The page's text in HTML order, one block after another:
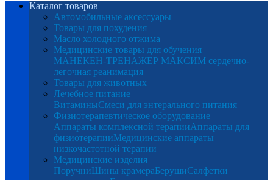
Каталог товаров
Автомобильные аксессуары
Товары для похудения
Масло холодного отжима
Медицинские товары для обучения
МАНЕКЕН-ТРЕНАЖЕР МАКСИМ сердечно-
легочная реанимация
Товары для животных
Лечебное питание
ВитаминыСмеси для энтерального питания
Физиотерапевтическое оборудование
Аппараты комплексной терапииАппараты для
физиотерапииМедицинские аппараты
низкочастотной терапии
Медицинские изделия
ПоручниШины крамераБерушиСалфетки